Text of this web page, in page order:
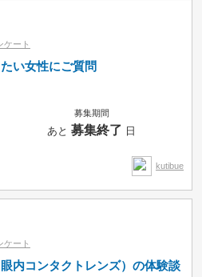
ケート
い女性にご質問
募集期間
あと募集終了 日
kutibue
ケート
内コンタクトレンズ）の体験談